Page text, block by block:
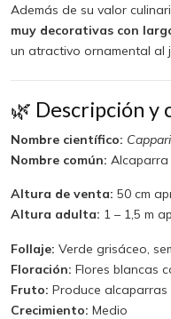
Además de su valor
muy decorativas con
un atractivo ornamental al
🌿 Descripción y
Nombre científico:
Nombre común:
Altura de venta: 50 cm
Altura adulta: 1 – 1,5 m
Follaje: Verde grisáceo,
Floración: Flores blancas
Fruto: Produce
Crecimiento: Medio